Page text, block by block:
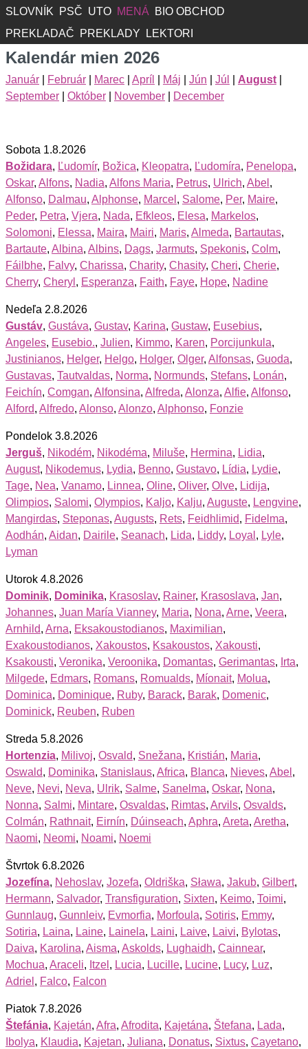
SLOVNÍK PSČ UTO MENÁ
BIO OBCHOD
PREKLADAČ
PREKLADY LEKTORI
Kalendár mien 2026
Január Február Marec Apríl Máj Jún Júl August
September
Október November December
Sobota 1.8.2026
Božidara, Ľudomír, Božica, Kleopatra, Ľudomíra, Penelopa,
Oskar, Alfons, Nadia, Alfons Maria, Petrus, Ulrich, Abel ,
Alfonso, Dalmau, Alphonse, Marcel , Salome, Per, Maire,
Peder, Petra, Vjera, Nada, Efkleos, Elesa, Markelos,
Solomoni, Elessa, Maira, Mairi, Maris, Almeda, Bartautas,
Bartaute, Albina, Albins, Dags, Jarmuts, Spekonis, Colm,
Fáilbhe, Falvy, Charissa, Charity, Chasity, Cheri, Cherie,
Cherry, Cheryl , Esperanza, Faith, Faye, Hope, Nadine
Nedeľa 2.8.2026
Gustáv, Gustáva, Gustav, Karina, Gustaw, Eusebius,
Angeles, Eusebio., Julien, Kimmo, Karen, Porcijunkula,
Justinianos, Helger, Helgo, Holger, Olger, Alfonsas, Guoda,
Gustavas, Tautvaldas, Norma, Normunds, Stefans, Lonán,
Feichín, Comgan, Alfonsina, Alfreda, Alonza, Alfie, Alfonso,
Alford, Alfredo, Alonso, Alonzo, Alphonso, Fonzie
Pondelok 3.8.2026
Jerguš, Nikodém, Nikodéma, Miluše, Hermina, Lidia,
August, Nikodemus, Lydia, Benno, Gustavo, Lídia, Lydie,
Tage, Nea, Vanamo, Linnea, Oline, Oliver, Olve, Lidija,
Olimpios, Salomi, Olympios, Kaljo, Kalju, Auguste, Lengvine,
Mangirdas, Steponas, Augusts, Rets, Feidhlimid, Fidelma,
Aodhán, Aidan, Dairile, Seanach, Lida, Liddy, Loyal , Lyle,
Lyman
Utorok 4.8.2026
Dominik, Dominika, Krasoslav, Rainer, Krasoslava, Jan,
Johannes, Juan María Vianney, Maria, Nona, Arne, Veera,
Arnhild, Arna, Eksakoustodianos, Maximilian,
Exakoustodianos, Xakoustos, Ksakoustos, Xakousti,
Ksakousti, Veronika, Veroonika, Domantas, Gerimantas, Irta,
Milgede, Edmars, Romans, Romualds, Míonait, Molua,
Dominica, Dominique, Ruby, Barack, Barak, Domenic,
Dominick, Reuben, Ruben
Streda 5.8.2026
Hortenzia, Milivoj, Osvald, Snežana, Kristián, Maria,
Oswald, Dominika, Stanislaus, Africa, Blanca, Nieves, Abel ,
Neve, Nevi, Neva, Ulrik, Salme, Sanelma, Oskar, Nona,
Nonna, Salmi, Mintare, Osvaldas, Rimtas, Arvils, Osvalds,
Colmán, Rathnait, Eirnín, Dúinseach, Aphra, Areta, Aretha,
Naomi, Neomi, Noami, Noemi
Štvrtok 6.8.2026
Jozefína, Nehoslav, Jozefa, Oldriška, Sława, Jakub, Gilbert,
Hermann, Salvador, Transfiguration, Sixten, Keimo, Toimi,
Gunnlaug, Gunnleiv, Evmorfia, Morfoula, Sotiris, Emmy,
Sotiria, Laina, Laine, Lainela, Laini, Laive, Laivi, Bylotas,
Daiva, Karolina, Aisma, Askolds, Lughaidh, Cainnear,
Mochua, Araceli, Itzel , Lucia, Lucille, Lucine, Lucy, Luz,
Adriel , Falco, Falcon
Piatok 7.8.2026
Štefánia, Kajetán, Afra, Afrodita, Kajetána, Štefana, Lada,
Ibolya, Klaudia, Kajetan, Juliana, Donatus, Sixtus, Cayetano,